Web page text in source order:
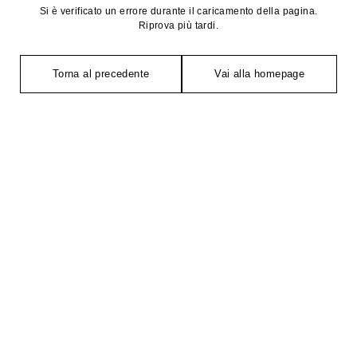
Si è verificato un errore durante il caricamento della pagina.
Riprova più tardi.
Torna al precedente Vai alla homepage